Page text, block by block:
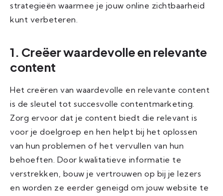
strategieën waarmee je jouw online zichtbaarheid
kunt verbeteren.
1. Creëer waardevolle en relevante
content
Het creëren van waardevolle en relevante content
is de sleutel tot succesvolle contentmarketing.
Zorg ervoor dat je content biedt die relevant is
voor je doelgroep en hen helpt bij het oplossen
van hun problemen of het vervullen van hun
behoeften. Door kwalitatieve informatie te
verstrekken, bouw je vertrouwen op bij je lezers
en worden ze eerder geneigd om jouw website te